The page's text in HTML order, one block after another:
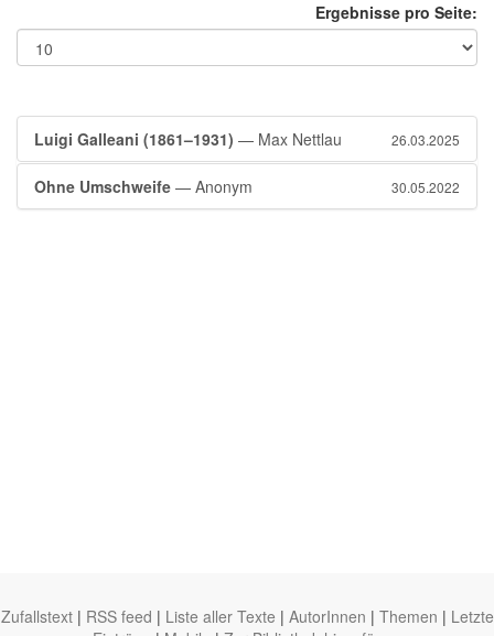
Ergebnisse pro Seite:
Luigi Galleani (1861–1931) — Max Nettlau 26.03.2025
Ohne Umschweife — Anonym 30.05.2022
Zufallstext | RSS feed | Liste aller Texte | AutorInnen | Themen | Letzte